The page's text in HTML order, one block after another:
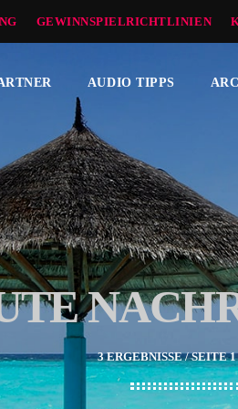
GEWINNSPIELRICHTLINIEN
AUDIO TIPPS
3 ERGEBNISSE / SEITE 1